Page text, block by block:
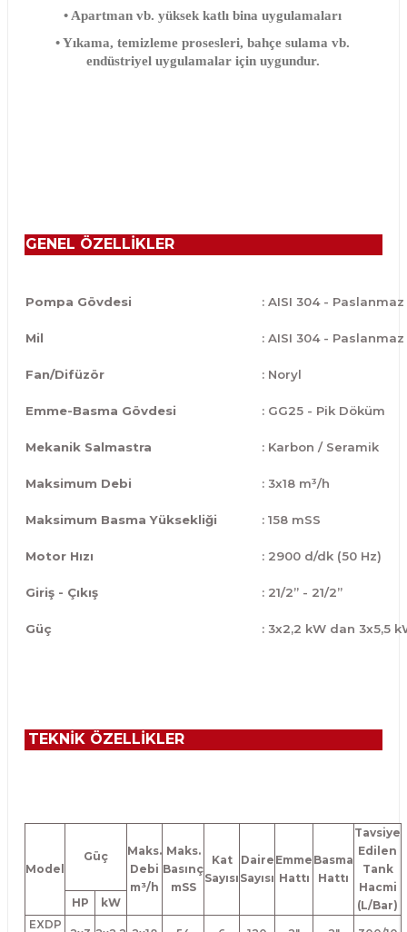
• Apartman vb. yüksek katlı bina uygulamaları
• Yıkama, temizleme prosesleri, bahçe sulama vb.
endüstriyel uygulamalar için uygundur.
GENEL ÖZELLİKLER
Pompa Gövdesi : AISI 304 -
Mil : AISI 304 -
Fan/Difüzör : Noryl
Emme-Basma Gövdesi : GG25 - Pik Döküm
Mekanik Salmastra : Karbon / Seramik
Maksimum Debi : 3x18 m³/h
Maksimum Basma Yüksekliği : 158 mSS
Motor Hızı : 2900 d/dk (50 Hz)
Giriş - Çıkış : 21/2” - 21/2”
Güç : 3x2,2 kW dan 3x5,5
TEKNİK ÖZELLİKLER
Model
Güç
Maks.
Debi
m³/h
Maks.
Basınç
mSS
Kat
Sayısı
Daire
Sayısı
Emme
Hattı
Basma
Hattı
Tavsiye
Edilen
Tank
Hacmi
(L/Bar)
HP
kW
EXDP